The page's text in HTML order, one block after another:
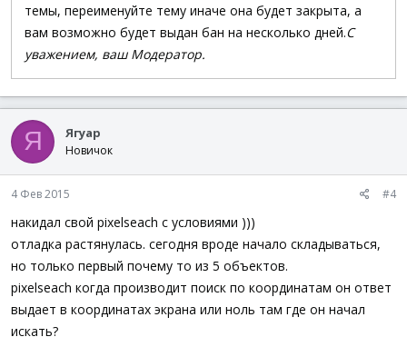
темы, переименуйте тему иначе она будет закрыта, а
вам возможно будет выдан бан на несколько дней.С
уважением, ваш Модератор.
Я Ягуар
Новичок
4 Фев 2015 #4
накидал свой pixelseach с условиями )))
отладка растянулась. сегодня вроде начало складываться,
но только первый почему то из 5 объектов.
pixelseach когда производит поиск по координатам он ответ
выдает в координатах экрана или ноль там где он начал
искать?